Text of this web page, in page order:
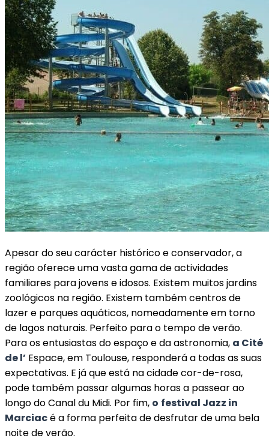
Apesar do seu carácter histórico e conservador, a
região oferece uma vasta gama de actividades
familiares para jovens e idosos. Existem muitos jardins
zoológicos na região. Existem também centros de
lazer e parques aquáticos, nomeadamente em torno
de lagos naturais. Perfeito para o tempo de verão.
Para os entusiastas do espaço e da astronomia, a Cité
de l’ Espace, em Toulouse, responderá a todas as suas
expectativas. E já que está na cidade cor-de-rosa,
pode também passar algumas horas a passear ao
longo do Canal du Midi. Por fim, o festival Jazz in
Marciacé a forma perfeita de desfrutar de uma bela
noite de verão.